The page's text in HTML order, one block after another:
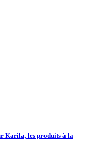
Karila, les produits à la